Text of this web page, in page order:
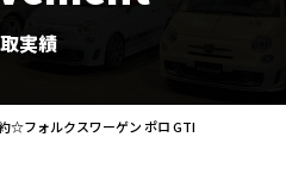
実績
☆フォルクスワーゲン ポロ GTI